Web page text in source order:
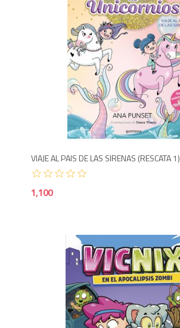
VIAJE AL PAIS DE LAS SIRENAS (RESCATA 1)
1,100